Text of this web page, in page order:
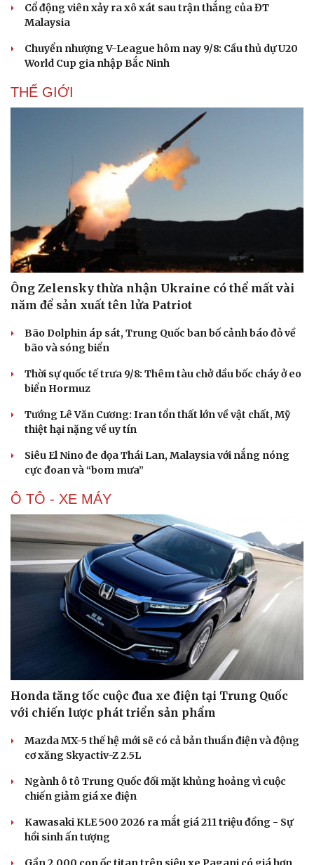
Cổ động viên xảy ra xô xát sau trận thắng của ĐT
Malaysia
Chuyển nhượng V-League hôm nay 9/8: Cầu thủ dự U20
World Cup gia nhập Bắc Ninh
THẾ GIỚI
Ông Zelensky thừa nhận Ukraine có thể mất vài
năm để sản xuất tên lửa Patriot
Bão Dolphin áp sát, Trung Quốc ban bố cảnh báo đỏ về
bão và sóng biển
Thời sự quốc tế trưa 9/8: Thêm tàu chở dầu bốc cháy ở eo
biển Hormuz
Tướng Lê Văn Cương: Iran tổn thất lớn về vật chất, Mỹ
thiệt hại nặng về uy tín
Siêu El Nino đe dọa Thái Lan, Malaysia với nắng nóng
cực đoan và “bom mưa”
Ô TÔ - XE MÁY
Honda tăng tốc cuộc đua xe điện tại Trung Quốc
với chiến lược phát triển sản phẩm
Mazda MX-5 thế hệ mới sẽ có cả bản thuần điện và động
cơ xăng Skyactiv-Z 2.5L
Ngành ô tô Trung Quốc đối mặt khủng hoảng vì cuộc
chiến giảm giá xe điện
Kawasaki KLE 500 2026 ra mắt giá 211 triệu đồng - Sự
hồi sinh ấn tượng